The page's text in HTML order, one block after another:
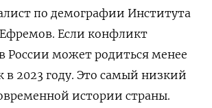
по демографии Института
Если конфликт
России может родиться менее
в 2023 году. Это самый низкий
истории страны.